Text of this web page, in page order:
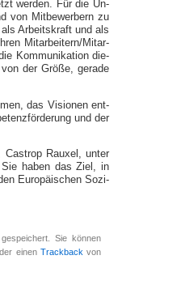
wer­den. Für die Un­
von Mit­be­wer­bern zu
Ar­beits­kraft und als
Mit­ar­bei­tern/­Mit­ar­
Kom­mu­ni­ka­tion die­
der Größe, ge­rade
das Vi­sio­nen ent­
und der
Ca­strop Rau­xel, un­ter
ha­ben das Ziel, in
Eu­ropäi­schen So­zi­
gespeichert. Sie können
einen Trackback von